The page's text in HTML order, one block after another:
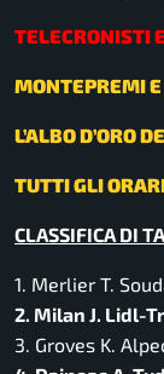
TELECRONISTI
MONTEPREMI
L’ALBO D’ORO
TUTTI GLI
CLASSIFICA DI
1. Merlier T.
2. Milan J. Lidl-
3. Groves K.